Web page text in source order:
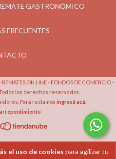
el uso de cookies para agilizar tu
GASTRONÓMICO
FRECUENTES
ON LINE - FONDOS DE COMERCIO -
Todos los derechos reservados.
Para reclamos ingresá acá.